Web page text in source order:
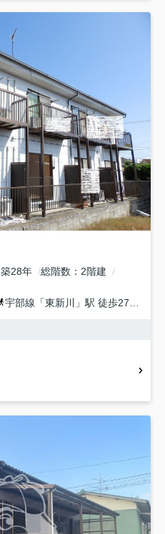
築28年 総階数
2階建
宇部線 「東新川 」駅 徒歩27分